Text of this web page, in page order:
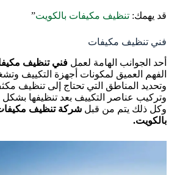
قد يهمك: تنظيف مكيفات بالكويت”
فني تنظيف مكيفات
أحد الجوانب الهامة لعمل فني تنظيف
الفهم العميق لمكونات أجهزة التكييف
وتحديد المناطق التي تحتاج إلى تنظيف
وتركيب عناصر التكييف بعد تنظيفها
وكل ذلك يتم من قبل شركة تنظيف
بالكويت.